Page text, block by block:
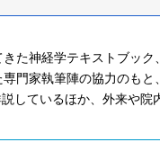
た神経学テキストブッ
門家執筆陣の協力のも
しているほか、外来や